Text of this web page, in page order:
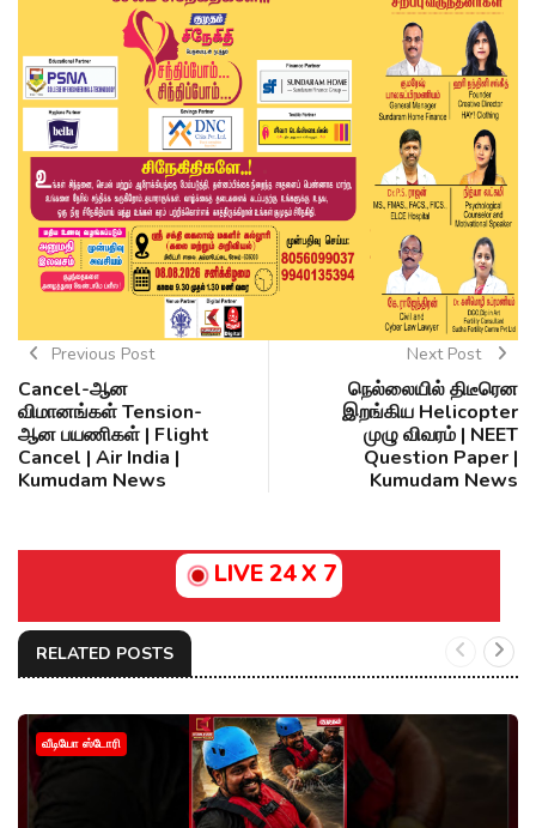
Previous Post
Cancel-ஆன
விமானங்கள் Tension-
ஆன பயணிகள் | Flight
Cancel | Air India |
Kumudam News
Next Post
நெல்லையில் திடீரென
இறங்கிய Helicopter
முழு விவரம் | NEET
Question Paper |
Kumudam News
LIVE 24 X 7
RELATED POSTS
வீடியோ ஸ்டோரி